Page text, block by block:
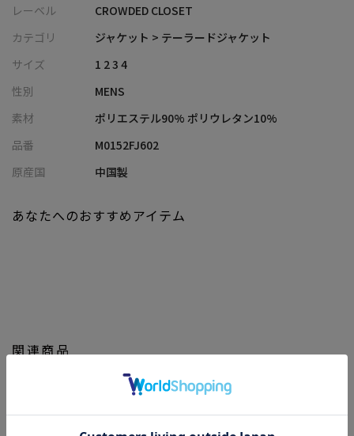
高通気性により衣服内の熱を逃がしてくれる空羽織の生地を使用
した、暑い夏も涼しく快適に過ごせる「ブリーズクールジャー
メランジプリントを施した生地は、布帛のような見た目ながらも
ジャージならではのストレッチ性を備え、ストレスのない動きや
すさを実現させました。
心地。
接触冷感とUVカット機能も兼ね備え、強い日差しの下でも快適に
【シルエット】
胸ポケットの裏地を引き出すとポケットチーフとして見せられる
ので、ビジネスでの会食、形式ばらない商談などでもご着用いた
レーベル
CROWDED CLOSET
カテゴリ
ジャケット > テーラードジャケット
サイズ
1 2 3 4
性別
MENS
素材
ポリエステル90% ポリウレタン10%
品番
M0152FJ602
原産国
中国製
関連商品
あなたへのおすすめアイテム